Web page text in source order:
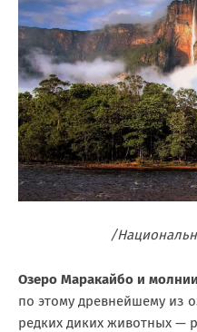
/
Озеро Маракайбо и
по этому древнейшему из
редких диких животных —